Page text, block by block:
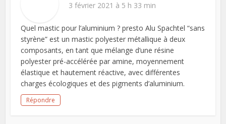
3 février 2021 à 5 h 33 min
Quel mastic pour l’aluminium ? presto Alu Spachtel “sans
styrène” est un mastic polyester métallique à deux
composants, en tant que mélange d’une résine
polyester pré-accélérée par amine, moyennement
élastique et hautement réactive, avec différentes
charges écologiques et des pigments d’aluminium.
Répondre